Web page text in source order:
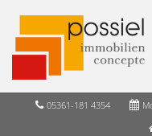
05361-181 4354